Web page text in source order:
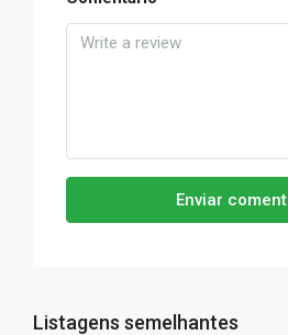
Enviar
Listagens semelhantes